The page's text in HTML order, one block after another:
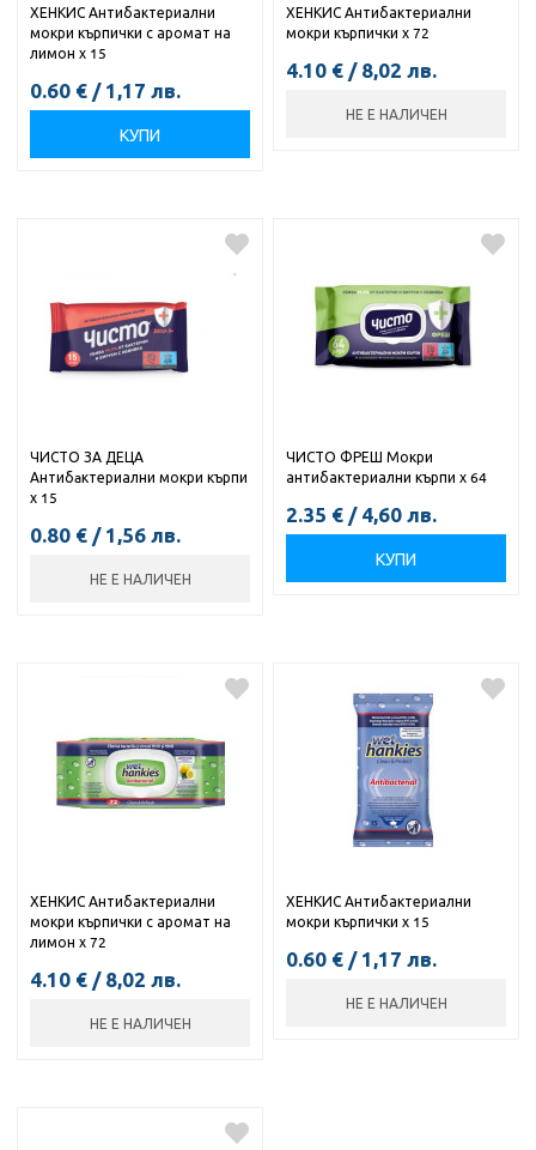
ХЕНКИС Антибактериални
мокри кърпички с аромат на
лимон х 15
0.60 € / 1,17 лв.
КУПИ
ХЕНКИС Антибактериални
мокри кърпички х 72
4.10 € / 8,02 лв.
НЕ Е НАЛИЧЕН
ЧИСТО ЗА ДЕЦА
Антибaктериални мокри кърпи
х 15
0.80 € / 1,56 лв.
НЕ Е НАЛИЧЕН
ЧИСТО ФРЕШ Мокри
антибактериални кърпи х 64
2.35 € / 4,60 лв.
КУПИ
ХЕНКИС Антибактериални
мокри кърпички с аромат на
лимон х 72
4.10 € / 8,02 лв.
НЕ Е НАЛИЧЕН
ХЕНКИС Антибактериални
мокри кърпички х 15
0.60 € / 1,17 лв.
НЕ Е НАЛИЧЕН